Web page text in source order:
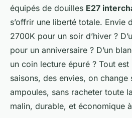
équipés de douilles E27
s’offrir une liberté totale. Envie
2700K pour un soir d’hiver ?
pour un anniversaire ? D’un
un coin lecture épuré ? Tout
saisons, des envies, on change
ampoules, sans racheter toute
malin, durable, et économique